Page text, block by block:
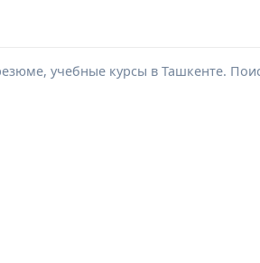
учебные курсы в Ташкенте.